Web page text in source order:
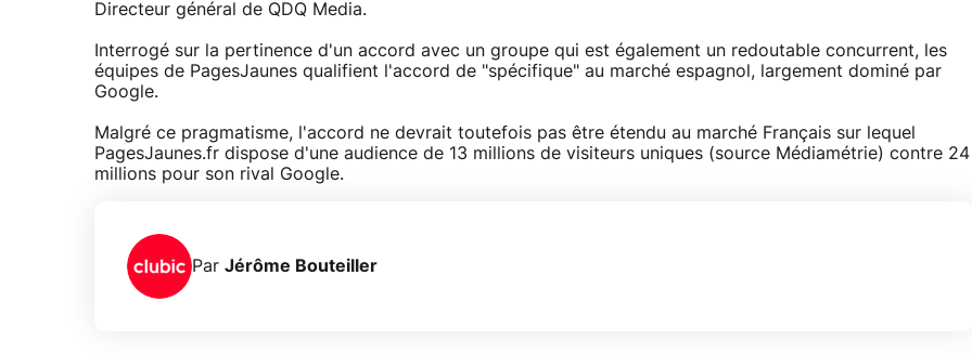
Directeur général de QDQ Media.
Interrogé sur la pertinence d'un accord avec un groupe qui est également un redoutable concurrent, les
équipes de PagesJaunes qualifient l'accord de "spécifique" au marché espagnol, largement dominé par
Google.
Malgré ce pragmatisme, l'accord ne devrait toutefois pas être étendu au marché Français sur lequel
PagesJaunes.fr dispose d'une audience de 13 millions de visiteurs uniques (source Médiamétrie) contre 24
millions pour son rival Google.
Par Jérôme Bouteiller